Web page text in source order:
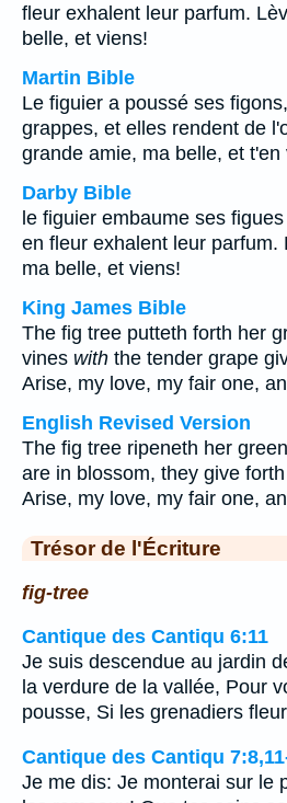
fleur exhalent leur parfum.
belle, et viens!
Martin Bible
Le figuier a poussé ses
grappes, et elles rendent de
grande amie, ma belle, et t'en
Darby Bible
le figuier embaume ses
en fleur exhalent leur parfum.
ma belle, et viens!
King James Bible
The fig tree putteth forth her
vines with the tender grape
Arise, my love, my fair one,
English Revised Version
The fig tree ripeneth her
are in blossom, they give
Arise, my love, my fair one,
Trésor de l'Écriture
fig-tree
Cantique des Cantiqu 6:11
Je suis descendue au jardin
la verdure de la vallée, Pour
pousse, Si les grenadiers
Cantique des Cantiqu
Je me dis: Je monterai sur le